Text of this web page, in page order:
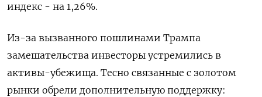
индекс - ⁠на 1,26%.
Из-за вызванного пошлинами Трампа
замешательства инвесторы устремились в
активы-убежища. Тесно связанные с золотом
рынки обрели дополнительную ‌поддержку: